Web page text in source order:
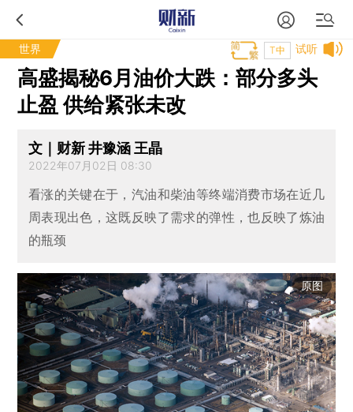
世界 试听
T中
高盛揭秘6月油价大跌：部分多头
止盈 供给紧张未改
文｜财新 井豫涵 王晶
2022年07月02日 08:30
看涨的关键在于，汽油和柴油等终端消费市场在近几
周表现出色，这既反映了需求的弹性，也反映了炼油
的瓶颈
原图